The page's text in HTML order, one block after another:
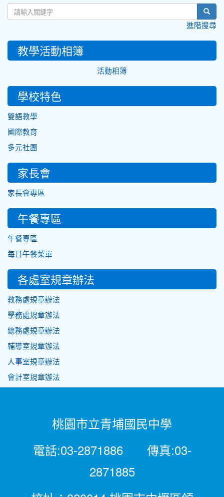
進階搜尋
教學活動相簿
活動相簿
學校特色
雙語教學
國際教育
多元社團
家長會
家長會專區
午餐專區
午餐專區
每日午餐菜單
各處室規章辦法
教務處規章辦法
學務處規章辦法
總務處規章辦法
輔導室規章辦法
人事室規章辦法
會計室規章辦法
桃園市立青埔國民中學
電話:03-2871886 傳真:03-
2871885